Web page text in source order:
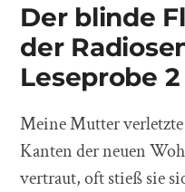
Der blinde
der
Leseprobe 2
Meine Mutter
Kanten der neuen
vertraut, oft stieß sie